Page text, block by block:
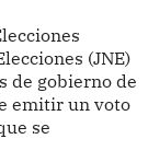
(JNE)
de gobierno de
emitir un voto
se